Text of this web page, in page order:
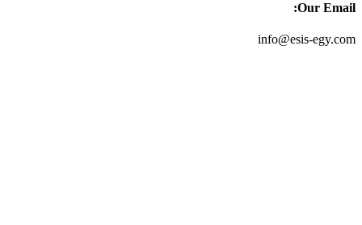
Our Email:
info@esis-egy.com